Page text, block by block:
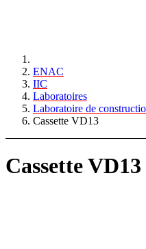
ENAC
IIC
Laboratoires
Laboratoire de
Cassette VD13
Cassette VD13